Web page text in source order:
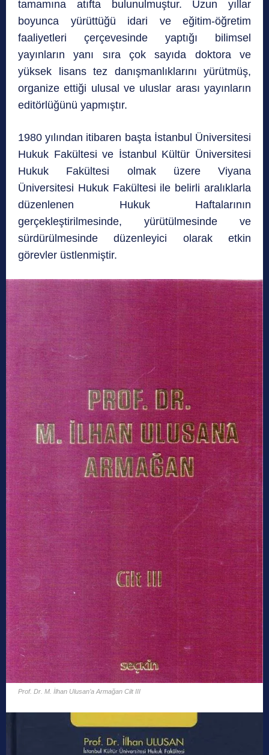
tamamına atıfta bulunulmuştur. Uzun yıllar
boyunca yürüttüğü idari ve eğitim-öğretim
faaliyetleri çerçevesinde yaptığı bilimsel
yayınların yanı sıra çok sayıda doktora ve
yüksek lisans tez danışmanlıklarını yürütmüş,
organize ettiği ulusal ve uluslar arası yayınların
editörlüğünü yapmıştır.
1980 yılından itibaren başta İstanbul Üniversitesi
Hukuk Fakültesi ve İstanbul Kültür Üniversitesi
Hukuk Fakültesi olmak üzere Viyana
Üniversitesi Hukuk Fakültesi ile belirli aralıklarla
düzenlenen Hukuk Haftalarının
gerçekleştirilmesinde, yürütülmesinde ve
sürdürülmesinde düzenleyici olarak etkin
görevler üstlenmiştir.
Prof. Dr. M. İlhan Ulusan’a Armağan Cilt III